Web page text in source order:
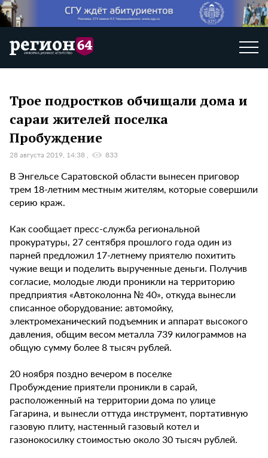
Трое подростков обчищали дома и
сараи жителей поселка
Пробуждение
28 августа 2019, 14:38 833
В Энгельсе Саратовской области вынесен приговор
трем 18-летним местным жителям, которые совершили
серию краж.
Как сообщает пресс-служба региональной
прокуратуры, 27 сентября прошлого года один из
парней предложил 17-летнему приятелю похитить
чужие вещи и поделить вырученные деньги. Получив
согласие, молодые люди проникли на территорию
предприятия «Автоколонна № 40», откуда вынесли
списанное оборудование: автомойку,
электромеханический подъемник и аппарат высокого
давления, общим весом металла 739 килограммов на
общую сумму более 8 тысяч рублей.
20 ноября поздно вечером в поселке
Пробуждение приятели проникли в сарай,
расположенный на территории дома по улице
Гагарина, и вынесли оттуда инструмент, портативную
газовую плиту, настенный газовый котел и
газонокосилку стоимостью около 30 тысяч рублей.